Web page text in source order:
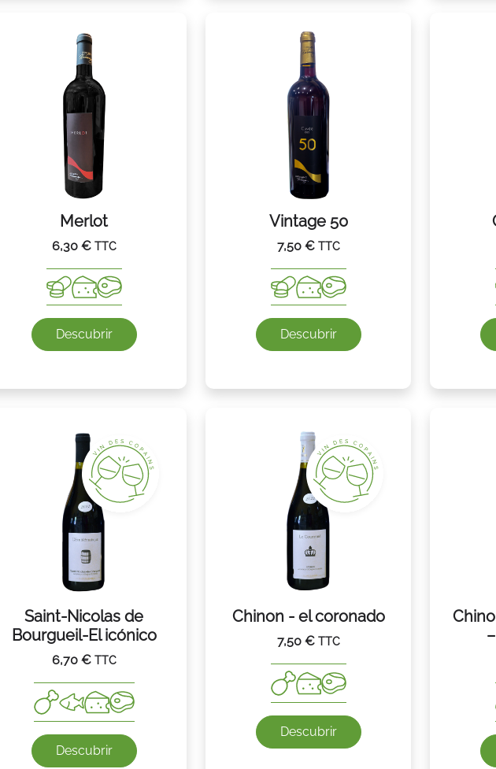
Merlot
6,30 € TTC
Descubrir
Vintage 50
7,50 € TTC
Descubrir
Saint-Nicolas de
Bourgueil-El icónico
6,70 € TTC
Descubrir
Chinon - el coronado
7,50 € TTC
Descubrir